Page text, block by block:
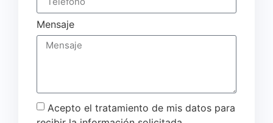
Mensaje
Acepto el tratamiento de mis datos para